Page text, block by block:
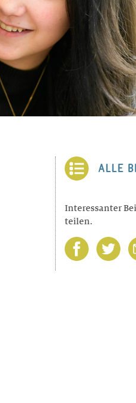
ALLE
Interessanter
teilen.